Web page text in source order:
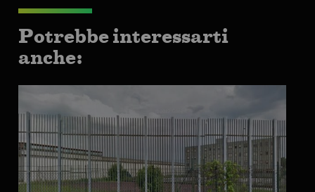
Potrebbe interessarti
anche: